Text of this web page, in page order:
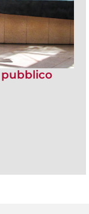
pubblico